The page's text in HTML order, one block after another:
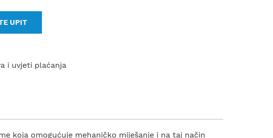
UPIT
i uvjeti plaćanja
koja omogućuje mehaničko miješanje i na taj način